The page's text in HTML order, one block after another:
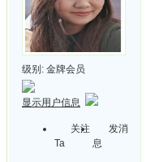
级别: 金牌会员
显示用户信息
关注
Ta
发消
息